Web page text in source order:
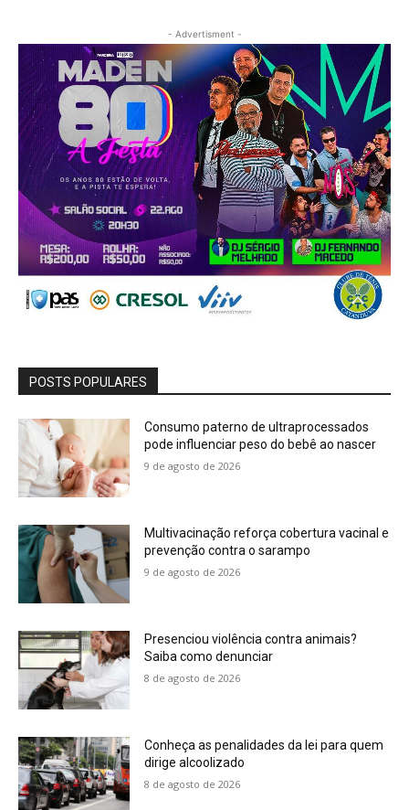
- Advertisment -
POSTS POPULARES
Consumo paterno de ultraprocessados
pode influenciar peso do bebê ao nascer
9 de agosto de 2026
Multivacinação reforça cobertura vacinal e
prevenção contra o sarampo
9 de agosto de 2026
Presenciou violência contra animais?
Saiba como denunciar
8 de agosto de 2026
Conheça as penalidades da lei para quem
dirige alcoolizado
8 de agosto de 2026